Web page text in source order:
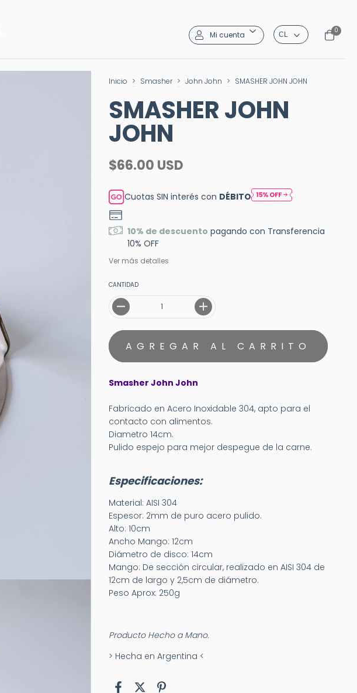
Mi cuenta 0
Inicio > Smasher > John John > SMASHER JOHN JOHN
SMASHER JOHN
JOHN
$66.00 USD
Cuotas SIN interés con DÉBITO
10% de descuento pagando con Transferencia
10% OFF
Ver más detalles
CANTIDAD
Smasher John John
Fabricado en Acero Inoxidable 304, apto para el
contacto con alimentos.
Diametro 14cm.
Pulido espejo para mejor despegue de la carne.
Especificaciones:
Material: AISI 304
Espesor: 2mm de puro acero pulido.
Alto: 10cm
Ancho Mango: 12cm
Diámetro de disco: 14cm
Mango: De sección circular, realizado en AISI 304 de
12cm de largo y 2,5cm de diámetro.
Peso Aprox: 250g
Producto Hecho a Mano.
> Hecha en Argentina <